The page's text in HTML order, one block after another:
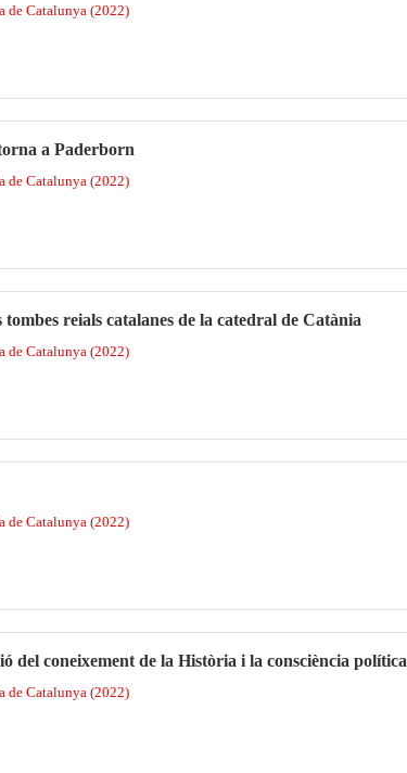
de Catalunya (2022)
a Paderborn
de Catalunya (2022)
reials catalanes de la catedral de Catània
de Catalunya (2022)
de Catalunya (2022)
del coneixement de la Història i la consciència política
de Catalunya (2022)